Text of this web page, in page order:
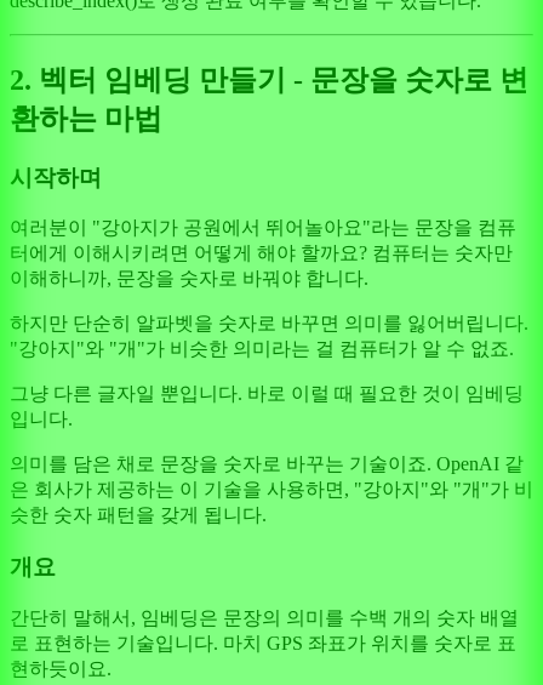
2. 벡터 임베딩 만들기 - 문장을 숫자로 변
환하는 마법
시작하며
여러분이 "강아지가 공원에서 뛰어놀아요"라는 문장을 컴퓨
터에게 이해시키려면 어떻게 해야 할까요? 컴퓨터는 숫자만
이해하니까, 문장을 숫자로 바꿔야 합니다.
하지만 단순히 알파벳을 숫자로 바꾸면 의미를 잃어버립니다.
"강아지"와 "개"가 비슷한 의미라는 걸 컴퓨터가 알 수 없죠.
그냥 다른 글자일 뿐입니다. 바로 이럴 때 필요한 것이 임베딩
입니다.
의미를 담은 채로 문장을 숫자로 바꾸는 기술이죠. OpenAI 같
은 회사가 제공하는 이 기술을 사용하면, "강아지"와 "개"가 비
슷한 숫자 패턴을 갖게 됩니다.
개요
간단히 말해서, 임베딩은 문장의 의미를 수백 개의 숫자 배열
로 표현하는 기술입니다. 마치 GPS 좌표가 위치를 숫자로 표
현하듯이요.